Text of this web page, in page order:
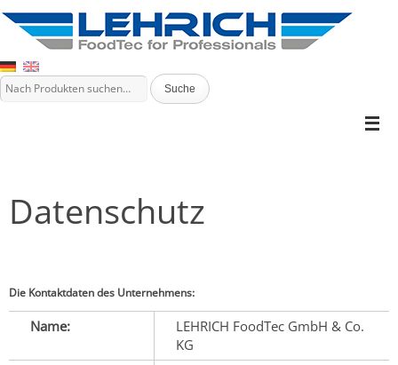
Datenschutz
Die Kontaktdaten des Unternehmens:
Name:
LEHRICH FoodTec GmbH & Co.
KG